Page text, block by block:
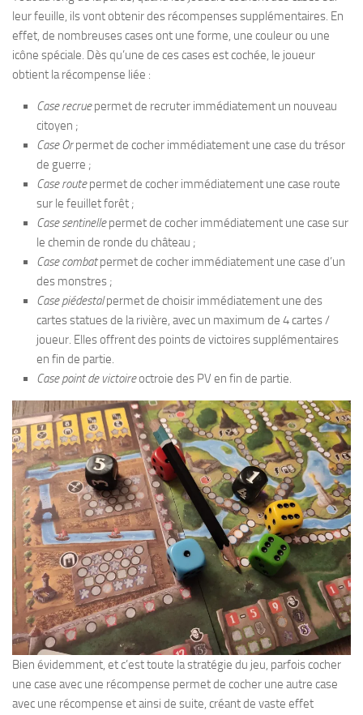
leur feuille, ils vont obtenir des récompenses supplémentaires. En
effet, de nombreuses cases ont une forme, une couleur ou une
icône spéciale. Dès qu’une de ces cases est cochée, le joueur
obtient la récompense liée :
Case recruepermet de recruter immédiatement un nouveau
citoyen ;
Case Orpermet de cocher immédiatement une case du trésor
de guerre ;
Case routepermet de cocher immédiatement une case route
sur le feuillet forêt ;
Case sentinellepermet de cocher immédiatement une case sur
le chemin de ronde du château ;
Case combatpermet de cocher immédiatement une case d’un
des monstres ;
Case piédestalpermet de choisir immédiatement une des
cartes statues de la rivière, avec un maximum de 4 cartes /
joueur. Elles offrent des points de victoires supplémentaires
en fin de partie.
Case point de victoireoctroie des PV en fin de partie.
Bien évidemment, et c’est toute la stratégie du jeu, parfois cocher
une case avec une récompense permet de cocher une autre case
avec une récompense et ainsi de suite, créant de vaste effet